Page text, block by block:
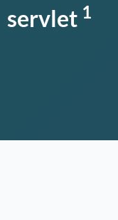
servlet 1